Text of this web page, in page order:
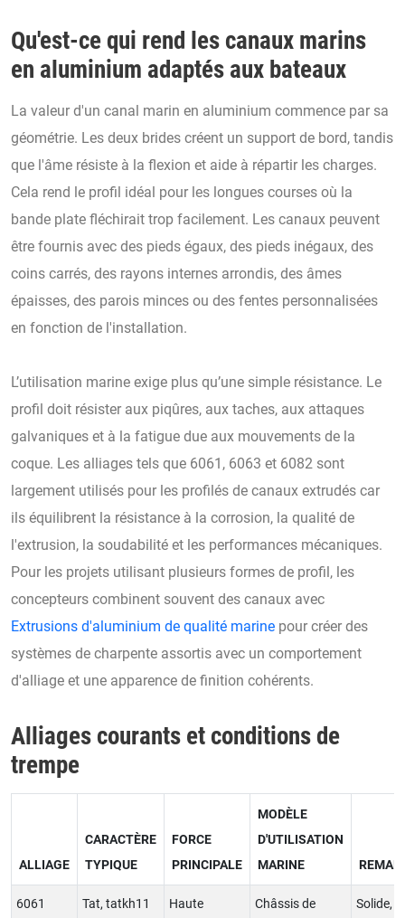
Qu'est-ce qui rend les canaux marins
en aluminium adaptés aux bateaux
La valeur d'un canal marin en aluminium commence par sa
géométrie. Les deux brides créent un support de bord, tandis
que l'âme résiste à la flexion et aide à répartir les charges.
Cela rend le profil idéal pour les longues courses où la
bande plate fléchirait trop facilement. Les canaux peuvent
être fournis avec des pieds égaux, des pieds inégaux, des
coins carrés, des rayons internes arrondis, des âmes
épaisses, des parois minces ou des fentes personnalisées
en fonction de l'installation.
L’utilisation marine exige plus qu’une simple résistance. Le
profil doit résister aux piqûres, aux taches, aux attaques
galvaniques et à la fatigue due aux mouvements de la
coque. Les alliages tels que 6061, 6063 et 6082 sont
largement utilisés pour les profilés de canaux extrudés car
ils équilibrent la résistance à la corrosion, la qualité de
l'extrusion, la soudabilité et les performances mécaniques.
Pour les projets utilisant plusieurs formes de profil, les
concepteurs combinent souvent des canaux avec
Extrusions d'aluminium de qualité marine pour créer des
systèmes de charpente assortis avec un comportement
d'alliage et une apparence de finition cohérents.
Alliages courants et conditions de
trempe
ALLIAGE
CARACTÈRE
TYPIQUE
FORCE
PRINCIPALE
MODÈLE
D'UTILISATION
MARINE
6061 Tat, tatkh11
Haute
Châssis de
Solide,